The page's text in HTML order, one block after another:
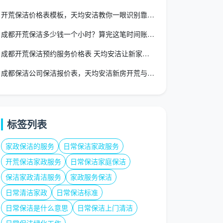
开荒保洁价格表模板，天均安洁教你一眼识别靠谱报价和隐形陷阱
成都开荒保洁多少钱一个小时？算完这笔时间账，你可能再也不想按
成都开荒保洁预约服务价格表 天均安洁让新家交付更安心
成都保洁公司保洁报价表，天均安洁新房开荒与日常保洁透明价目
标签列表
家政保洁的服务
日常保洁家政服务
开荒保洁家政服务
日常保洁家庭保洁
保洁家政清洁服务
家政服务保洁
日常清洁家政
日常保洁标准
日常保洁是什么意思
日常保洁上门清洁